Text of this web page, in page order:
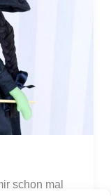
schon mal